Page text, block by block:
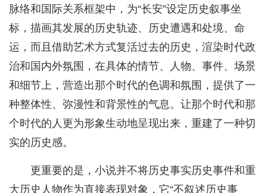
脉络和国际关系框架中，为“长安”设定历史叙事坐
标，描画其发展的历史轨迹、历史遭遇和处境、命
运，而且借助艺术方式复活过去的历史，渲染时代政
治和国内外氛围，在具体的情节、人物、事件、场景
和细节上，营造出那个时代的色调和氛围，提供了一
种整体性、弥漫性和背景性的气息。让那个时代和那
个时代的人更为形象生动地呈现出来，重建了一种切
实的历史感。
更重要的是，小说并不将历史事实历史事件和重
大历史人物作为直接表现对象，它“不叙述历史事